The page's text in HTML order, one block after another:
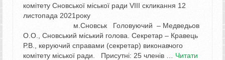
комітету Сновської міської ради VIIІ скликання 12
листопада 2021року
м.Сновськ Головуючий – Медведьов
О.О., Сновський міський голова. Секретар – Кравець
Р.В., керуючий справами (секретар) виконавчого
комітету міської ради. Присутні: 25 членів … Читати